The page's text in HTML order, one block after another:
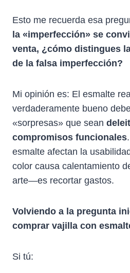
Esto me recuerda esa
la «imperfección» se
venta, ¿cómo distingues
de la falsa imperfección?
Mi opinión es: El esmalte
verdaderamente bueno
«sorpresas» que sean
compromisos funcionales
esmalte afectan la
color causa calentamiento
arte—es recortar gastos.
Volviendo a la pregunta
comprar vajilla con
Si tú: